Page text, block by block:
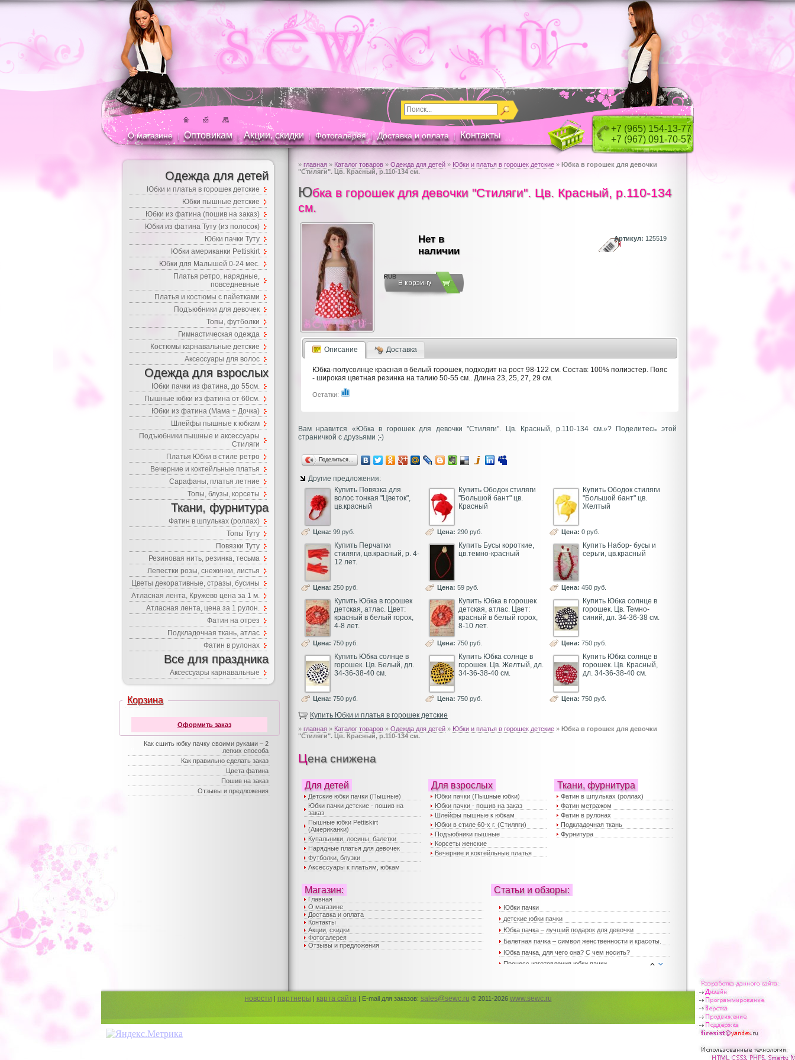
+7 (965) 154-13-77
+7 (967) 091-70-57
О магазине | Оптовикам | Акции, скидки | Фотогалерея | Доставка и оплата | Контакты
» главная » Каталог товаров » Одежда для детей » Юбки и платья в горошек детские » Юбка в горошек для девочки
"Стиляги". Цв. Красный, р.110-134 см.
Юбка в горошек для девочки "Стиляги". Цв. Красный, р.110-134
см.
Артикул: 125519
Нет в
наличии
RUB
Описание Доставка
Юбка-полусолнце красная в белый горошек, подходит на рост 98-122 см. Состав: 100% полиэстер. Пояс
- широкая цветная резинка на талию 50-55 см.. Длина 23, 25, 27, 29 см.
Остатки:
Вам нравится «Юбка в горошек для девочки "Стиляги". Цв. Красный, р.110-134 см.»? Поделитесь этой
страничкой с друзьями ;-)
Поделиться…
Другие предложения:
Купить Повязка для
волос тонкая "Цветок",
цв.красный
Цена: 99 руб.
Купить Ободок стиляги
"Большой бант" цв.
Красный
Цена: 290 руб.
Купить Ободок стиляги
"Большой бант" цв.
Желтый
Цена: 0 руб.
Купить Перчатки
стиляги, цв.красный, р. 4-
12 лет.
Цена: 250 руб.
Купить Бусы короткие,
цв.темно-красный
Цена: 59 руб.
Купить Набор- бусы и
серьги, цв.красный
Цена: 450 руб.
Купить Юбка в горошек
детская, атлас. Цвет:
красный в белый горох,
4-8 лет.
Цена: 750 руб.
Купить Юбка в горошек
детская, атлас. Цвет:
красный в белый горох,
8-10 лет.
Цена: 750 руб.
Купить Юбка солнце в
горошек. Цв. Темно-
синий, дл. 34-36-38 см.
Цена: 750 руб.
Купить Юбка солнце в
горошек. Цв. Белый, дл.
34-36-38-40 см.
Цена: 750 руб.
Купить Юбка солнце в
горошек. Цв. Желтый, дл.
34-36-38-40 см.
Цена: 750 руб.
Купить Юбка солнце в
горошек. Цв. Красный,
дл. 34-36-38-40 см.
Цена: 750 руб.
Купить Юбки и платья в горошек детские
» главная » Каталог товаров » Одежда для детей » Юбки и платья в горошек детские » Юбка в горошек для девочки
"Стиляги". Цв. Красный, р.110-134 см.
Цена снижена
Для детей
Детские юбки пачки (Пышные)
Юбки пачки детские - пошив на
заказ
Пышные юбки Pettiskirt
(Американки)
Купальники, лосины, балетки
Нарядные платья для девочек
Футболки, блузки
Аксессуары к платьям, юбкам
Для взрослых
Юбки пачки (Пышные юбки)
Юбки пачки - пошив на заказ
Шлейфы пышные к юбкам
Юбки в стиле 60-х г. (Стиляги)
Подъюбники пышные
Корсеты женские
Вечерние и коктейльные платья
Ткани, фурнитура
Фатин в шпульках (роллах)
Фатин метражом
Фатин в рулонах
Подкладочная ткань
Фурнитура
Магазин:
Главная
О магазине
Доставка и оплата
Контакты
Акции, скидки
Фотогалерея
Отзывы и предложения
Статьи и обзоры:
Юбки пачки
детские юбки пачки
Юбка пачка – лучший подарок для девочки
Балетная пачка – символ женственности и красоты.
Юбка пачка, для чего она? С чем носить?
Процесс изготовления юбки пачки
юбка пачка для девочки
Одежда для детей
Юбки и платья в горошек детские
Юбки пышные детские
Юбки из фатина (пошив на заказ)
Юбки из фатина Туту (из полосок)
Юбки пачки Туту
Юбки американки Pettiskirt
Юбки для Малышей 0-24 мес.
Платья ретро, нарядные,
повседневные
Платья и костюмы с пайетками
Подъюбники для девочек
Топы, футболки
Гимнастическая одежда
Костюмы карнавальные детские
Аксессуары для волос
Одежда для взрослых
Юбки пачки из фатина, до 55см.
Пышные юбки из фатина от 60см.
Юбки из фатина (Мама + Дочка)
Шлейфы пышные к юбкам
Подъюбники пышные и аксессуары
Стиляги
Платья Юбки в стиле ретро
Вечерние и коктейльные платья
Сарафаны, платья летние
Топы, блузы, корсеты
Ткани, фурнитура
Фатин в шпульках (роллах)
Топы Туту
Повязки Туту
Резиновая нить, резинка, тесьма
Лепестки розы, снежинки, листья
Цветы декоративные, стразы, бусины
Атласная лента, Кружево цена за 1 м.
Атласная лента, цена за 1 рулон.
Фатин на отрез
Подкладочная ткань, атлас
Фатин в рулонах
Все для праздника
Аксессуары карнавальные
Корзина
Оформить заказ
Как сшить юбку пачку своими руками – 2
легких способа
Как правильно сделать заказ
Цвета фатина
Пошив на заказ
Отзывы и предложения
новости | партнеры | карта сайта | E-mail для заказов: sales@sewc.ru © 2011-2026 www.sewc.ru